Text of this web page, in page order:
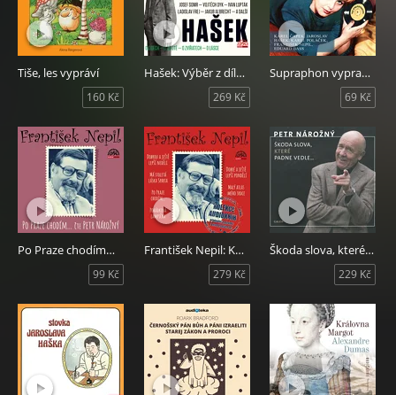
Tiše, les vypráví
160 Kč
Hašek: Výběr z díla světově proslulého spisovatele
269 Kč
Supraphon vypravuje...9
69 Kč
Po Praze chodím…
99 Kč
František Nepil: Kolekce audioknih
279 Kč
Škoda slova, které padne vedle...
229 Kč